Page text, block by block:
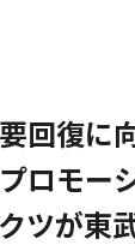
回復に
ロモー
ツが東